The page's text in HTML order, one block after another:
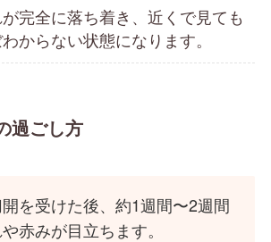
完全に落ち着き、近くで見ても
からない状態になります。
過ごし方
を受けた後、約1週間〜2週間
赤みが目立ちます。